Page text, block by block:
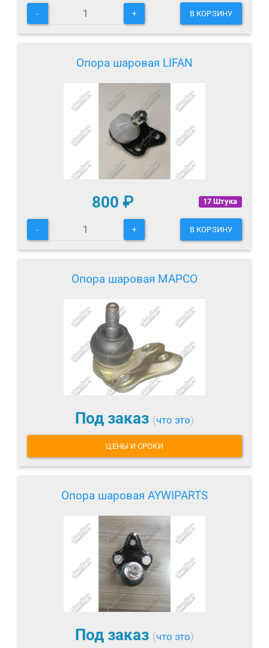
- + В КОРЗИНУ
Опора шаровая LIFAN
17 Штука
800 ₽
- + В КОРЗИНУ
Опора шаровая MAPCO
Под заказ (что это)
ЦЕНЫ И СРОКИ
Опора шаровая AYWIPARTS
Под заказ (что это)